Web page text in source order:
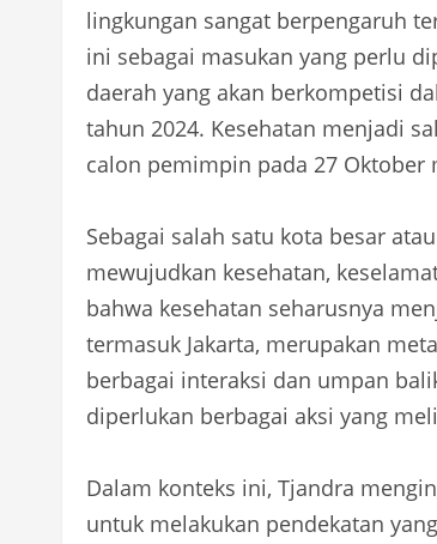
lingkungan sangat berpengaruh
ini sebagai masukan yang perlu
daerah yang akan berkompetisi
tahun 2024. Kesehatan menjadi
calon pemimpin pada 27 Oktober
Sebagai salah satu kota besar
mewujudkan kesehatan,
bahwa kesehatan seharusnya
termasuk Jakarta, merupakan
berbagai interaksi dan umpan
diperlukan berbagai aksi yang
Dalam konteks ini, Tjandra
untuk melakukan pendekatan